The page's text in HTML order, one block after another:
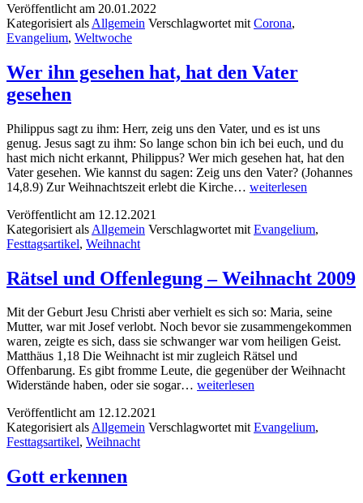
Veröffentlicht am 20.01.2022
Kategorisiert als Allgemein Verschlagwortet mit Corona,
Evangelium, Weltwoche
Wer ihn gesehen hat, hat den Vater
gesehen
Philippus sagt zu ihm: Herr, zeig uns den Vater, und es ist uns
genug. Jesus sagt zu ihm: So lange schon bin ich bei euch, und du
hast mich nicht erkannt, Philippus? Wer mich gesehen hat, hat den
Vater gesehen. Wie kannst du sagen: Zeig uns den Vater? (Johannes
14,8.9) Zur Weihnachtszeit erlebt die Kirche… Wer
hat,
Vater
gesehen
weiterlesen
Veröffentlicht am 12.12.2021
Kategorisiert als Allgemein Verschlagwortet mit Evangelium,
Festtagsartikel, Weihnacht
Rätsel und Offenlegung – Weihnacht 2009
Mit der Geburt Jesu Christi aber verhielt es sich so: Maria, seine
Mutter, war mit Josef verlobt. Noch bevor sie zusammengekommen
waren, zeigte es sich, dass sie schwanger war vom heiligen Geist.
Matthäus 1,18 Die Weihnacht ist mir zugleich Rätsel und
Offenbarung. Es gibt fromme Leute, die gegenüber der Weihnacht
Widerstände haben, oder sie sogar… Rätsel
–
weiterlesen
Veröffentlicht am 12.12.2021
Kategorisiert alsAllgemein Verschlagwortet mitEvangelium,
Festtagsartikel, Weihnacht
Gott erkennen